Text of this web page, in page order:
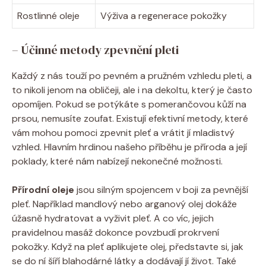
Rostlinné oleje Výživa a regenerace pokožky
– Účinné metody zpevnění pleti
Každý z nás touží po pevném a pružném vzhledu pleti, a
to nikoli jenom na obličeji, ale i na dekoltu, který je často
opomíjen. Pokud se potýkáte s pomerančovou kůží na
prsou, nemusíte zoufat. Existují efektivní metody, které
vám mohou pomoci zpevnit pleť a vrátit jí mladistvý
vzhled. Hlavním hrdinou našeho příběhu je příroda a její
poklady, které nám nabízejí nekonečné možnosti.
Přírodní oleje jsou silným spojencem v boji za pevnější
pleť. Například mandlový nebo arganový olej dokáže
úžasně hydratovat a vyživit pleť. A co víc, jejich
pravidelnou masáž dokonce povzbudí prokrvení
pokožky. Když na pleť aplikujete olej, představte si, jak
se do ní šíří blahodárné látky a dodávají jí život. Také